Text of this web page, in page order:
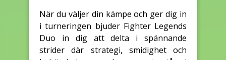
När du väljer din kämpe och ger dig in
i turneringen bjuder Fighter Legends
Duo in dig att delta i spännande
strider där strategi, smidighet och